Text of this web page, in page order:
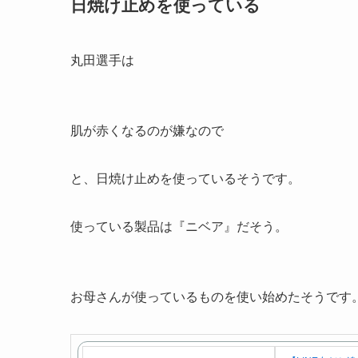
日焼け止めを使っている
丸田選手は
肌が赤くなるのが嫌なので
と、日焼け止めを使っているそうです。
使っている製品は『ニベア 』だそう。
お母さんが使っているものを使い始めたそうです